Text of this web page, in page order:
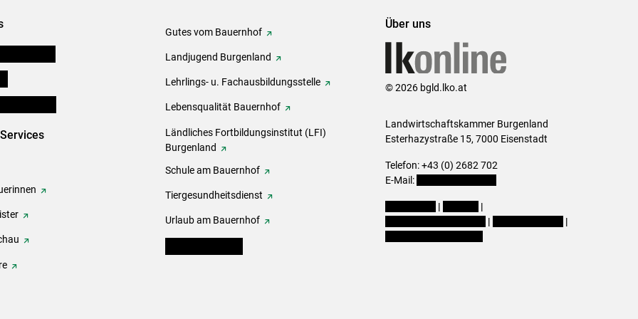
Gutes vom Bauernhof
Landjugend Burgenland
Lehrlings- u. Fachausbildungsstelle
Lebensqualität Bauernhof
Ländliches Fortbildungsinstitut (LFI)
Burgenland
Schule am Bauernhof
Tiergesundheitsdienst
Urlaub am Bauernhof
Über uns
© 2026 bgld.lko.at
Landwirtschaftskammer Burgenland
Esterhazystraße 15, 7000 Eisenstadt
Telefon: +43 (0) 2682 702
E-Mail:
|
|
|
|